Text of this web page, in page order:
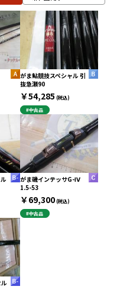
がま鮎競技スペシャル 引
抜急瀬90
￥54,285 (税込)
#中古品
がま磯インテッサG-Ⅳ
1.5-53
￥69,300(税込)
#中古品